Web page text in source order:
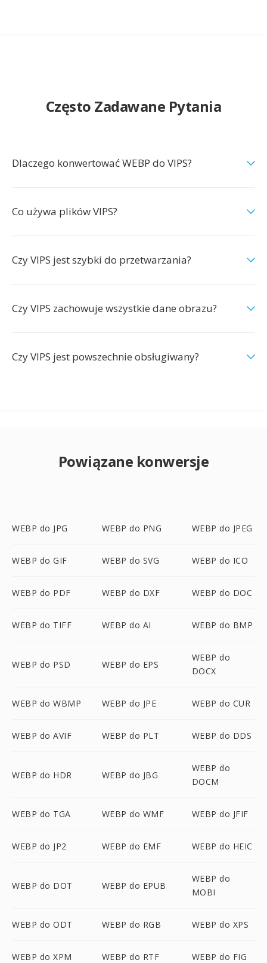
Często Zadawane Pytania
Dlaczego konwertować WEBP do VIPS?
Co używa plików VIPS?
Czy VIPS jest szybki do przetwarzania?
Czy VIPS zachowuje wszystkie dane obrazu?
Czy VIPS jest powszechnie obsługiwany?
Powiązane konwersje
WEBP do JPG WEBP do PNG WEBP do JPEG
WEBP do GIF WEBP do SVG WEBP do ICO
WEBP do PDF WEBP do DXF WEBP do DOC
WEBP do TIFF WEBP do AI WEBP do BMP
WEBP do PSD WEBP do EPS
WEBP do
DOCX
WEBP do WBMP WEBP do JPE WEBP do CUR
WEBP do AVIF WEBP do PLT WEBP do DDS
WEBP do HDR WEBP do JBG
WEBP do
DOCM
WEBP do TGA WEBP do WMF WEBP do JFIF
WEBP do JP2 WEBP do EMF WEBP do HEIC
WEBP do DOT WEBP do EPUB
WEBP do
MOBI
WEBP do ODT WEBP do RGB WEBP do XPS
WEBP do XPM WEBP do RTF WEBP do FIG